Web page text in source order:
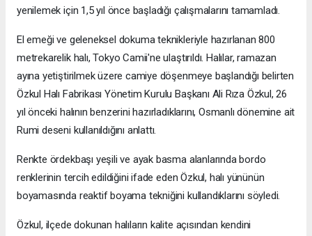
yenilemek için 1,5 yıl önce başladığı çalışmalarını tamamladı.
El emeği ve geleneksel dokuma teknikleriyle hazırlanan 800
metrekarelik halı, Tokyo Camii'ne ulaştırıldı. Halılar, ramazan
ayına yetiştirilmek üzere camiye döşenmeye başlandığı belirten
Özkul Halı Fabrikası Yönetim Kurulu Başkanı Ali Rıza Özkul, 26
yıl önceki halının benzerini hazırladıklarını, Osmanlı dönemine ait
Rumi deseni kullanıldığını anlattı.
Renkte ördekbaşı yeşili ve ayak basma alanlarında bordo
renklerinin tercih edildiğini ifade eden Özkul, halı yününün
boyamasında reaktif boyama tekniğini kullandıklarını söyledi.
Özkul, ilçede dokunan halıların kalite açısından kendini